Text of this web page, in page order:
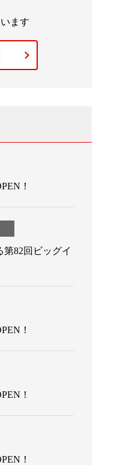
ます
！
82回ビッグイ
！
！
！